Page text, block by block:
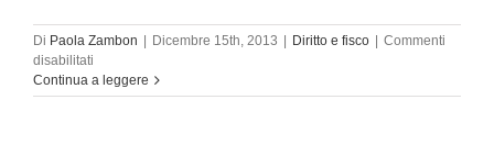
Di Paola Zambon Dicembre 15th, 2013 Diritto e fisco
Commenti
disabilitati
Dogana:
proposte
Continua a leggere